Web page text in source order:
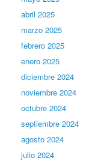
abril 2025
marzo 2025
febrero 2025
enero 2025
diciembre 2024
noviembre 2024
octubre 2024
septiembre 2024
agosto 2024
julio 2024